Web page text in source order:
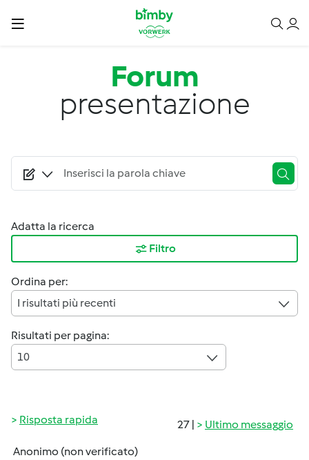
Salta al contenuto principale
Forum
presentazione
Adatta la ricerca
Filtro
Ordina per:
I risultati più recenti
Risultati per pagina:
10
27 | Ultimo messaggio
Risposta rapida
Anonimo (non verificato)